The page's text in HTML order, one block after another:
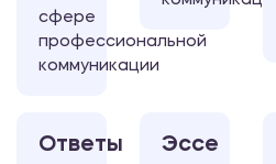
сфере
профессиональной
коммуникации
Ответы
Эссе